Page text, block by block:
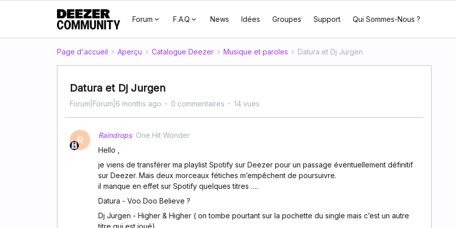
Forum F.A.Q News Idées Groupes Support Qui Sommes-Nous ?
Page d'accueil Aperçu Catalogue Deezer Musique et paroles Datura et Dj Jurgen
Datura et Dj Jurgen
Forum|Forum|6 months ago 0 commentaires 14 vues
R Raindrops One Hit Wonder
Hello ,
je viens de transférer ma playlist Spotify sur Deezer pour un passage éventuellement définitif
sur Deezer. Mais deux morceaux fétiches m’empêchent de poursuivre.
il manque en effet sur Spotify quelques titres ….
Datura - Voo Doo Believe ?
Dj Jurgen - Higher & Higher ( on tombe pourtant sur la pochette du single mais c’est un autre
titre qui est joué)